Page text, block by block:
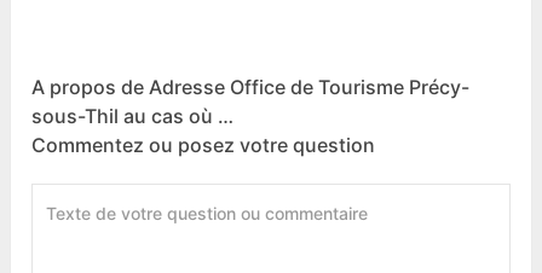
A propos de Adresse Office de Tourisme Précy-
sous-Thil au cas où …
Commentez ou posez votre question